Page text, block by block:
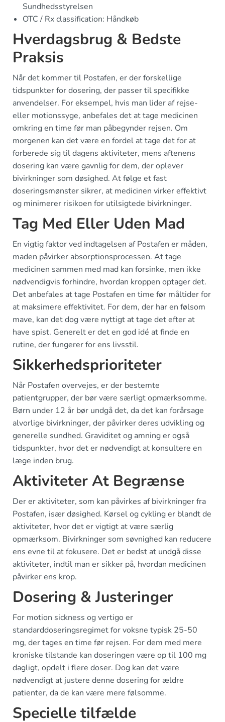
Sundhedsstyrelsen
OTC / Rx classification: Håndkøb
Hverdagsbrug & Bedste
Praksis
Når det kommer til Postafen, er der forskellige
tidspunkter for dosering, der passer til specifikke
anvendelser. For eksempel, hvis man lider af rejse-
eller motionssyge, anbefales det at tage medicinen
omkring en time før man påbegynder rejsen. Om
morgenen kan det være en fordel at tage det for at
forberede sig til dagens aktiviteter, mens aftenens
dosering kan være gavnlig for dem, der oplever
bivirkninger som døsighed. At følge et fast
doseringsmønster sikrer, at medicinen virker effektivt
og minimerer risikoen for utilsigtede bivirkninger.
Tag Med Eller Uden Mad
En vigtig faktor ved indtagelsen af Postafen er måden,
maden påvirker absorptionsprocessen. At tage
medicinen sammen med mad kan forsinke, men ikke
nødvendigvis forhindre, hvordan kroppen optager det.
Det anbefales at tage Postafen en time før måltider for
at maksimere effektivitet. For dem, der har en følsom
mave, kan det dog være nyttigt at tage det efter at
have spist. Generelt er det en god idé at finde en
rutine, der fungerer for ens livsstil.
Sikkerhedsprioriteter
Når Postafen overvejes, er der bestemte
patientgrupper, der bør være særligt opmærksomme.
Børn under 12 år bør undgå det, da det kan forårsage
alvorlige bivirkninger, der påvirker deres udvikling og
generelle sundhed. Graviditet og amning er også
tidspunkter, hvor det er nødvendigt at konsultere en
læge inden brug.
Aktiviteter At Begrænse
Der er aktiviteter, som kan påvirkes af bivirkninger fra
Postafen, især døsighed. Kørsel og cykling er blandt de
aktiviteter, hvor det er vigtigt at være særlig
opmærksom. Bivirkninger som søvnighed kan reducere
ens evne til at fokusere. Det er bedst at undgå disse
aktiviteter, indtil man er sikker på, hvordan medicinen
påvirker ens krop.
Dosering & Justeringer
For motion sickness og vertigo er
standarddoseringsregimet for voksne typisk 25-50
mg, der tages en time før rejsen. For dem med mere
kroniske tilstande kan doseringen være op til 100 mg
dagligt, opdelt i flere doser. Dog kan det være
nødvendigt at justere denne dosering for ældre
patienter, da de kan være mere følsomme.
Specielle tilfælde